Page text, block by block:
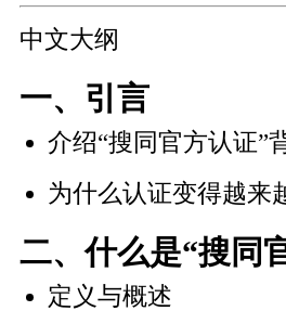
中文大纲
一、引言
介绍“搜同官方认证”
为什么认证变得越来
二、什么是“搜同
定义与概述